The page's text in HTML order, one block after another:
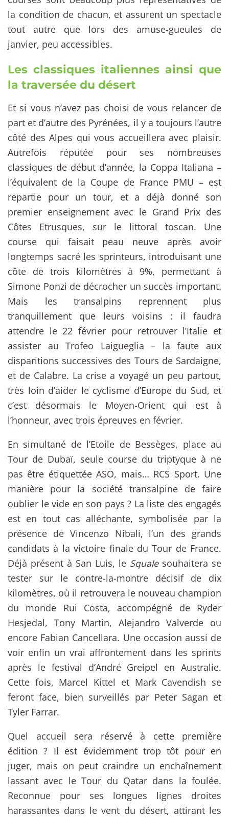
la condition de chacun, et assurent un spectacle
tout autre que lors des amuse-gueules de
janvier, peu accessibles.
Les classiques italiennes ainsi que
la traversée du désert
Et si vous n’avez pas choisi de vous relancer de
part et d’autre des Pyrénées, il y a toujours l’autre
côté des Alpes qui vous accueillera avec plaisir.
Autrefois réputée pour ses nombreuses
classiques de début d’année, la Coppa Italiana –
l’équivalent de la Coupe de France PMU – est
repartie pour un tour, et a déjà donné son
premier enseignement avec le Grand Prix des
Côtes Etrusques, sur le littoral toscan. Une
course qui faisait peau neuve après avoir
longtemps sacré les sprinteurs, introduisant une
côte de trois kilomètres à 9%, permettant à
Simone Ponzi de décrocher un succès important.
Mais les transalpins reprennent plus
tranquillement que leurs voisins : il faudra
attendre le 22 février pour retrouver l’Italie et
assister au Trofeo Laigueglia – la faute aux
disparitions successives des Tours de Sardaigne,
et de Calabre. La crise a voyagé un peu partout,
très loin d’aider le cyclisme d’Europe du Sud, et
c’est désormais le Moyen-Orient qui est à
l’honneur, avec trois épreuves en février.
En simultané de l’Etoile de Bessèges, place au
Tour de Dubaï, seule course du triptyque à ne
pas être étiquettée ASO, mais… RCS Sport. Une
manière pour la société transalpine de faire
oublier le vide en son pays ? La liste des engagés
est en tout cas alléchante, symbolisée par la
présence de Vincenzo Nibali, l’un des grands
candidats à la victoire finale du Tour de France.
Déjà présent à San Luis, le Squalesouhaitera se
tester sur le contre-la-montre décisif de dix
kilomètres, où il retrouvera le nouveau champion
du monde Rui Costa, accompégné de Ryder
Hesjedal, Tony Martin, Alejandro Valverde ou
encore Fabian Cancellara. Une occasion aussi de
voir enfin un vrai affrontement dans les sprints
après le festival d’André Greipel en Australie.
Cette fois, Marcel Kittel et Mark Cavendish se
feront face, bien surveillés par Peter Sagan et
Tyler Farrar.
Quel accueil sera réservé à cette première
édition ? Il est évidemment trop tôt pour en
juger, mais on peut craindre un enchaînement
lassant avec le Tour du Qatar dans la foulée.
Reconnue pour ses longues lignes droites
harassantes dans le vent du désert, attirant les